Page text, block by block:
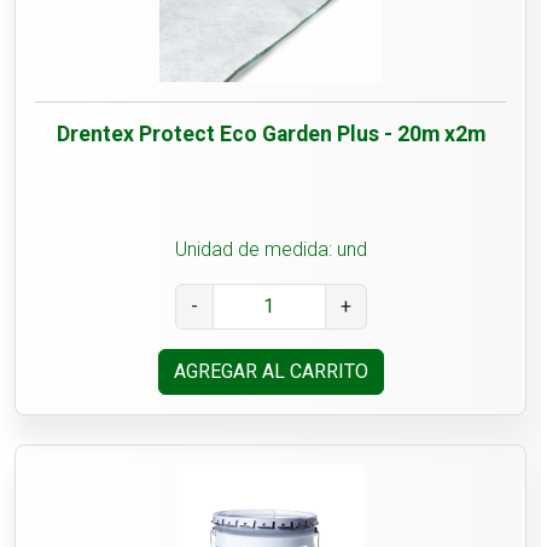
Drentex Protect Eco Garden Plus - 20m x2m
Unidad de medida: und
- +
AGREGAR AL CARRITO